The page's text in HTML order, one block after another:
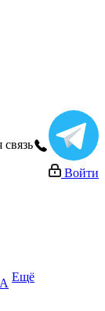
связь
Войти
Ещё